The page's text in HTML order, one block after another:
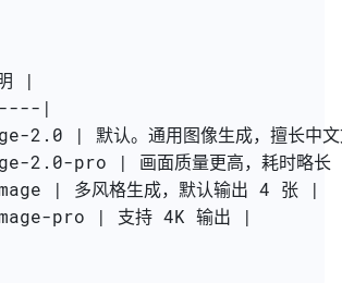
|
|
2.0 | 默认。通用图像生成，擅长中
2.0-pro | 画面质量更高，耗时略
| 多风格生成，默认输出 4 张 |
pro | 支持 4K 输出 |